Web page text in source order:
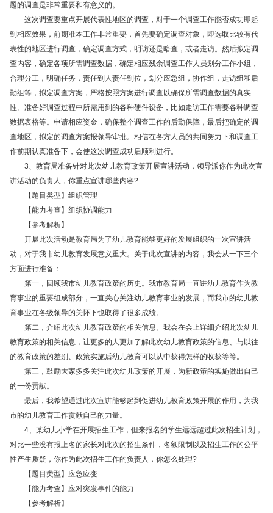
题的调查是非常重要和有意义的。
这次调查要重点开展代表性地区的调查，对于一个调查工作能否成功即起
到相应效果，前期准本工作非常重要，首先要确定调查对象，即选取比较有代
表性的地区进行调查，确定调查方式，明访还是暗查，或者走访。然后拟定调
查内容，确定各项所需调查数据，确定相应残余调查工作人员划分工作小组，
合理分工，明确任务，责任到人责任到位，划分应急组，协作组，走访组和后
勤组等，拟定调查方案，严格按照方案进行调查以确保所需调查数据的真实
性。准备好调查过程中所需用到的各种硬件设备，比如走访工作需要各种调查
数据表格等。申请相应资金，确保整个调查工作的后勤保障，最后把确定的调
查地区，拟定的调查方案报领导审批。相信在各方人员的共同努力下和调查工
作前期认真准备下，会使这次调查成功后顺利进行。
3、教育局准备针对此次幼儿教育政策开展宣讲活动，领导派你作为此次宣
讲活动的负责人，你重点宣讲哪些内容?
【题目类型】组织管理
【能力考查】组织协调能力
【参考解析】
开展此次活动是教育局为了幼儿教育能够更好的发展组织的一次宣讲活
动，对于我市幼儿教育发展意义重大。关于此次宣讲的内容，我会从一下三个
方面进行准备：
第一，回顾我市幼儿教育政策的历史。我市教育局一直讲幼儿教育作为教
育事业的重要组成部分，一直关心关注幼儿教育事业的发展，而我市的幼儿教
育事业在各级领导的关怀下也取得了很多成绩。
第二，介绍此次幼儿教育政策的相关信息。我会在会上详细介绍此次幼儿
教育政策的相关信息，让更多的人更加了解此次幼儿教育政策的信息、与以往
的教育政策的差别、政策实施后幼儿教育可以从中获得怎样的收获等等。
第三，鼓励大家多多关注此次幼儿政策的开展，为新政策的实施做出自己
的一份贡献。
最后，我希望通过此次宣讲能够起到促进幼儿教育政策开展的作用，为我
市的幼儿教育工作贡献自己的力量。
4、某幼儿小学在开展招生工作，但来报名的学生远远超过此次招生计划，
对比一些没有报上名的家长对此次的招生条件，名额限制以及招生工作的公平
性产生质疑，你作为此次招生工作的负责人，你怎么处理?
【题目类型】应急应变
【能力考查】应对突发事件的能力
【参考解析】